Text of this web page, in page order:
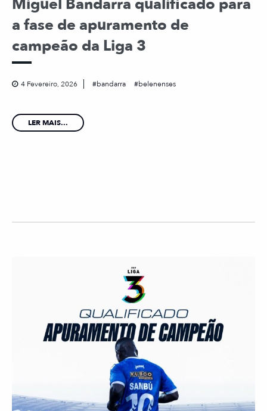
Miguel Bandarra qualificado para
a fase de apuramento de
campeão da Liga 3
4 Fevereiro, 2026 bandarra belenenses
LER MAIS...